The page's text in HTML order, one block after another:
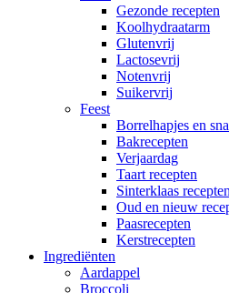
Gezonde recepten
Koolhydraatarm
Glutenvrij
Lactosevrij
Notenvrij
Suikervrij
Feest
Borrelhapjes en
Bakrecepten
Verjaardag
Taart recepten
Sinterklaas recepten
Oud en nieuw
Paasrecepten
Kerstrecepten
Ingrediënten
Aardappel
Broccoli